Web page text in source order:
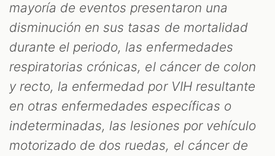
mayoría de eventos presentaron una
disminución en sus tasas de mortalidad
durante el periodo, las enfermedades
respiratorias crónicas, el cáncer de colon
y recto, la enfermedad por VIH resultante
en otras enfermedades específicas o
indeterminadas, las lesiones por vehículo
motorizado de dos ruedas, el cáncer de